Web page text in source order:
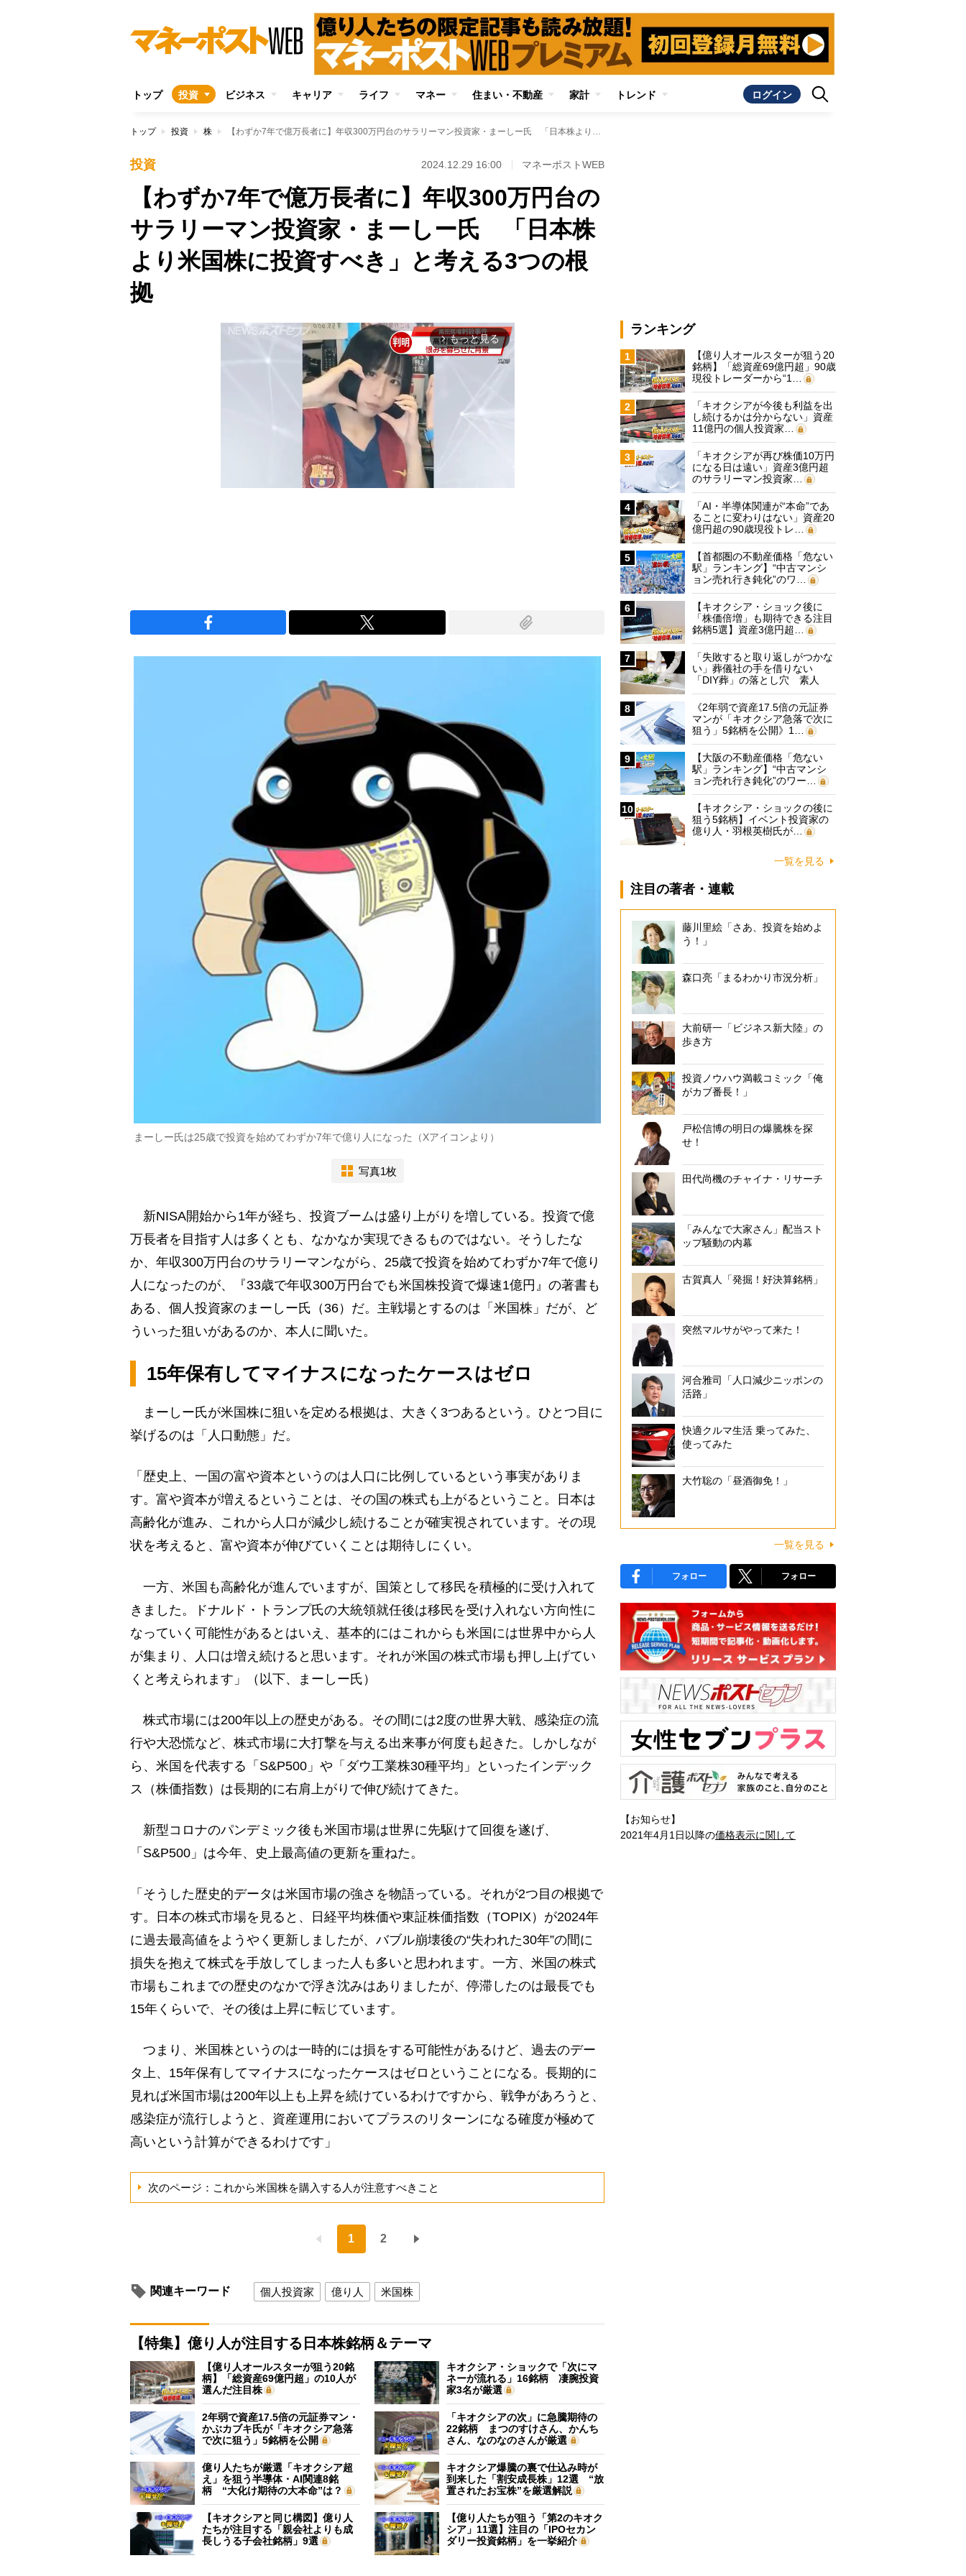
トップ 投資 ビジネス キャリア ライフ マネー 住まい・不動産 家計 トレンド ログイン
トップ 投資 株 【わずか7年で億万長者に】年収300万円台のサラリーマン投資家・まーしー氏 「日本株より米国株に投資すべき」と考える3つの根拠
投資 2024.12.29 16:00 マネーポストWEB
【わずか7年で億万長者に】年収300万円台の
サラリーマン投資家・まーしー氏 「日本株
より米国株に投資すべき」と考える3つの根
拠
arrow_forward_ios もっと見る
まーしー氏は25歳で投資を始めてわずか7年で億り人になった（Xアイコンより）
写真1枚
新NISA開始から1年が経ち、投資ブームは盛り上がりを増している。投資で億
万長者を目指す人は多くとも、なかなか実現できるものではない。そうしたな
か、年収300万円台のサラリーマンながら、25歳で投資を始めてわずか7年で億り
人になったのが、『33歳で年収300万円台でも米国株投資で爆速1億円』の著書も
ある、個人投資家のまーしー氏（36）だ。主戦場とするのは「米国株」だが、ど
ういった狙いがあるのか、本人に聞いた。
15年保有してマイナスになったケースはゼロ
まーしー氏が米国株に狙いを定める根拠は、大きく3つあるという。ひとつ目に
挙げるのは「人口動態」だ。
「歴史上、一国の富や資本というのは人口に比例しているという事実がありま
す。富や資本が増えるということは、その国の株式も上がるということ。日本は
高齢化が進み、これから人口が減少し続けることが確実視されています。その現
状を考えると、富や資本が伸びていくことは期待しにくい。
一方、米国も高齢化が進んでいますが、国策として移民を積極的に受け入れて
きました。ドナルド・トランプ氏の大統領就任後は移民を受け入れない方向性に
なっていく可能性があるとはいえ、基本的にはこれからも米国には世界中から人
が集まり、人口は増え続けると思います。それが米国の株式市場も押し上げてい
くと考えられます」（以下、まーしー氏）
株式市場には200年以上の歴史がある。その間には2度の世界大戦、感染症の流
行や大恐慌など、株式市場に大打撃を与える出来事が何度も起きた。しかしなが
ら、米国を代表する「S&P500」や「ダウ工業株30種平均」といったインデック
ス（株価指数）は長期的に右肩上がりで伸び続けてきた。
新型コロナのパンデミック後も米国市場は世界に先駆けて回復を遂げ、
「S&P500」は今年、史上最高値の更新を重ねた。
「そうした歴史的データは米国市場の強さを物語っている。それが2つ目の根拠で
す。日本の株式市場を見ると、日経平均株価や東証株価指数（TOPIX）が2024年
に過去最高値をようやく更新しましたが、バブル崩壊後の“失われた30年”の間に
損失を抱えて株式を手放してしまった人も多いと思われます。一方、米国の株式
市場もこれまでの歴史のなかで浮き沈みはありましたが、停滞したのは最長でも
15年くらいで、その後は上昇に転じています。
つまり、米国株というのは一時的には損をする可能性があるけど、過去のデー
タ上、15年保有してマイナスになったケースはゼロということになる。長期的に
見れば米国市場は200年以上も上昇を続けているわけですから、戦争があろうと、
感染症が流行しようと、資産運用においてプラスのリターンになる確度が極めて
高いという計算ができるわけです」
次のページ：これから米国株を購入する人が注意すべきこと
1 2
関連キーワード 個人投資家 億り人 米国株
【特集】億り人が注目する日本株銘柄＆テーマ
【億り人オールスターが狙う20銘
柄】「総資産69億円超」の10人が
選んだ注目株
キオクシア・ショックで「次にマ
ネーが流れる」16銘柄 凄腕投資
家3名が厳選
2年弱で資産17.5倍の元証券マン・
かぶカブキ氏が「キオクシア急落
で次に狙う」5銘柄を公開
「キオクシアの次」に急騰期待の
22銘柄 まつのすけさん、かんち
さん、なのなのさんが厳選
億り人たちが厳選「キオクシア超
え」を狙う半導体・AI関連8銘
柄 “大化け期待の大本命”は？
キオクシア爆騰の裏で仕込み時が
到来した「割安成長株」12選 “放
置されたお宝株”を厳選解説
【キオクシアと同じ構図】億り人
たちが注目する「親会社よりも成
長しうる子会社銘柄」9選
【億り人たちが狙う「第2のキオク
シア」11選】注目の「IPOセカン
ダリー投資銘柄」を一挙紹介
ランキング
1
【億り人オールスターが狙う20
銘柄】「総資産69億円超」90歳
現役トレーダーから“1…
2
「キオクシアが今後も利益を出
し続けるかは分からない」資産
11億円の個人投資家…
3
「キオクシアが再び株価10万円
になる日は遠い」資産3億円超
のサラリーマン投資家…
4
「AI・半導体関連が“本命”であ
ることに変わりはない」資産20
億円超の90歳現役トレ…
5
【首都圏の不動産価格「危ない
駅」ランキング】“中古マンシ
ョン売れ行き鈍化”のワ…
6
【キオクシア・ショック後に
「株価倍増」も期待できる注目
銘柄5選】資産3億円超…
7
「失敗すると取り返しがつかな
い」葬儀社の手を借りない
「DIY葬」の落とし穴 素人
に…
8
《2年弱で資産17.5倍の元証券
マンが「キオクシア急落で次に
狙う」5銘柄を公開》1…
9
【大阪の不動産価格「危ない
駅」ランキング】“中古マンシ
ョン売れ行き鈍化”のワー…
10
【キオクシア・ショックの後に
狙う5銘柄】イベント投資家の
億り人・羽根英樹氏が…
一覧を見る
注目の著者・連載
藤川里絵「さあ、投資を始めよ
う！」
森口亮「まるわかり市況分析」
大前研一「ビジネス新大陸」の
歩き方
投資ノウハウ満載コミック「俺
がカブ番長！」
戸松信博の明日の爆騰株を探
せ！
田代尚機のチャイナ・リサーチ
「みんなで大家さん」配当スト
ップ騒動の内幕
古賀真人「発掘！好決算銘柄」
突然マルサがやって来た！
河合雅司「人口減少ニッポンの
活路」
快適クルマ生活 乗ってみた、
使ってみた
大竹聡の「昼酒御免！」
一覧を見る
フォロー フォロー
【お知らせ】
2021年4月1日以降の価格表示に関して